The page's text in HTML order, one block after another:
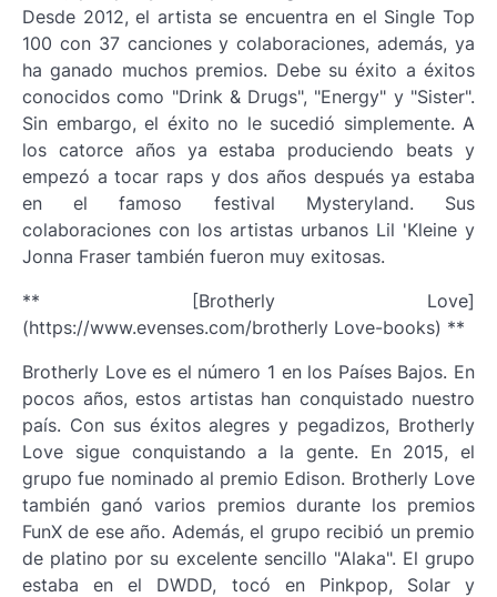
Desde 2012, el artista se encuentra en el Single Top
100 con 37 canciones y colaboraciones, además, ya
ha ganado muchos premios. Debe su éxito a éxitos
conocidos como "Drink & Drugs", "Energy" y "Sister".
Sin embargo, el éxito no le sucedió simplemente. A
los catorce años ya estaba produciendo beats y
empezó a tocar raps y dos años después ya estaba
en el famoso festival Mysteryland. Sus
colaboraciones con los artistas urbanos Lil 'Kleine y
Jonna Fraser también fueron muy exitosas.
** [Brotherly Love]
(https://www.evenses.com/brotherly Love-books) **
Brotherly Love es el número 1 en los Países Bajos. En
pocos años, estos artistas han conquistado nuestro
país. Con sus éxitos alegres y pegadizos, Brotherly
Love sigue conquistando a la gente. En 2015, el
grupo fue nominado al premio Edison. Brotherly Love
también ganó varios premios durante los premios
FunX de ese año. Además, el grupo recibió un premio
de platino por su excelente sencillo "Alaka". El grupo
estaba en el DWDD, tocó en Pinkpop, Solar y